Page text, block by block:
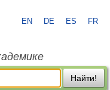
EN DE ES FR
Найти!